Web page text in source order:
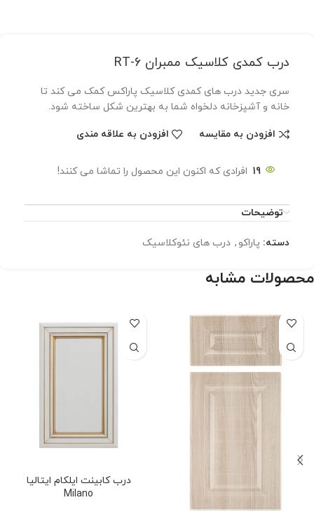
درب کمدی کلاسیک ممبران RT-6
سری جدید درب های کمدی کلاسیک پاراکس کمک می کند تا
خانه و آشپزخانه دلخواه شما به بهترین شکل ساخته شود.
افزودن به مقایسه افزودن به علاقه مندی
19 افرادی که اکنون این محصول را تماشا می کنند!
توضیحات
دسته: پاراکو , درب‌ های نئوکلاسیک
محصولات مشابه
درب کابینت ایلکام ایتالیا
Milano